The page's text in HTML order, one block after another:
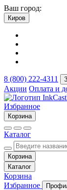
Ваш город:
Киров
8 (800) 222-4311
Акции Оплата и
Избранное
Корзина
Каталог
Корзина
Каталог
Корзина
Избранное